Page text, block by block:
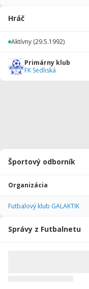
Hráč
Aktívny (29.5.1992)
Primárny klub
FK Sedliská
Športový odborník
Organizácia
Futbalový klub GALAKTIK
Správy z Futbalnetu